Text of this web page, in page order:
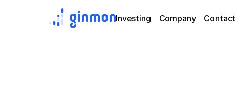
Investing Company Contact